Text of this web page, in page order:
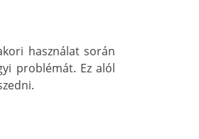
használat során
problémát. Ez alól